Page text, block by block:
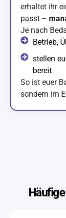
erhaltet ihr
passt –
Je nach
Betrieb,
stellen
bereit
So ist euer
sondern im